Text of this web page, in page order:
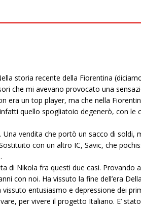
storia recente della Fiorentina
che mi avevano provocato una
era un top player, ma che nella
quello spogliatoio degenerò, con le
Una vendita che portò un sacco di soldi,
con un altro IC, Savic, che
di Nikola fra questi due casi. Provando
con noi. Ha vissuto la fine dell’era
entusiasmo e depressione dei
per vivere il progetto Italiano. E’